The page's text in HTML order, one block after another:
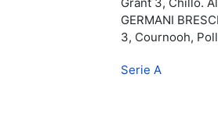
GERMANI
3, Cournooh,
Serie A